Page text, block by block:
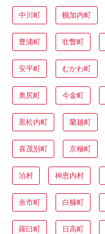
中川町 幌加内町
豊浦町 壮瞥町
安平町 むかわ町
奥尻町 今金町
黒松内町 蘭越町
喜茂別町 京極町
泊村 神恵内村
余市町 白糠町
羅臼町 日高町